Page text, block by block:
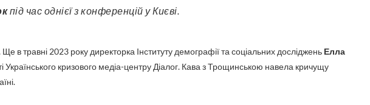
під час однієї з конференцій у Києві.
в травні 2023 року директорка Інституту демографії та соціальних досліджень Елла
Українського кризового медіа-центру Діалог. Кава з Трощинською навела кричущу